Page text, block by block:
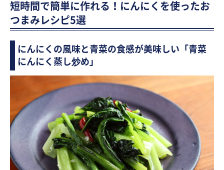
短時間で簡単に作れる！にんにくを使ったお
つまみレシピ5選
にんにくの風味と青菜の食感が美味しい「青菜
にんにく蒸し炒め」